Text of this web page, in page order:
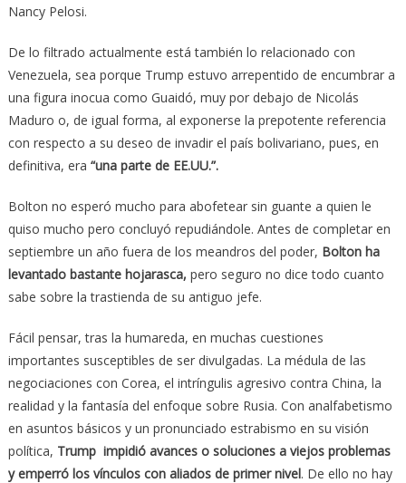
Nancy Pelosi.
De lo filtrado actualmente está también lo relacionado con
Venezuela, sea porque Trump estuvo arrepentido de encumbrar a
una figura inocua como Guaidó, muy por debajo de Nicolás
Maduro o, de igual forma, al exponerse la prepotente referencia
con respecto a su deseo de invadir el país bolivariano, pues, en
definitiva, era “una parte de EE.UU.”.
Bolton no esperó mucho para abofetear sin guante a quien le
quiso mucho pero concluyó repudiándole. Antes de completar en
septiembre un año fuera de los meandros del poder, Bolton ha
levantado bastante hojarasca, pero seguro no dice todo cuanto
sabe sobre la trastienda de su antiguo jefe.
Fácil pensar, tras la humareda, en muchas cuestiones
importantes susceptibles de ser divulgadas. La médula de las
negociaciones con Corea, el intríngulis agresivo contra China, la
realidad y la fantasía del enfoque sobre Rusia. Con analfabetismo
en asuntos básicos y un pronunciado estrabismo en su visión
política, Trump impidió avances o soluciones a viejos problemas
y emperró los vínculos con aliados de primer nivel. De ello no hay